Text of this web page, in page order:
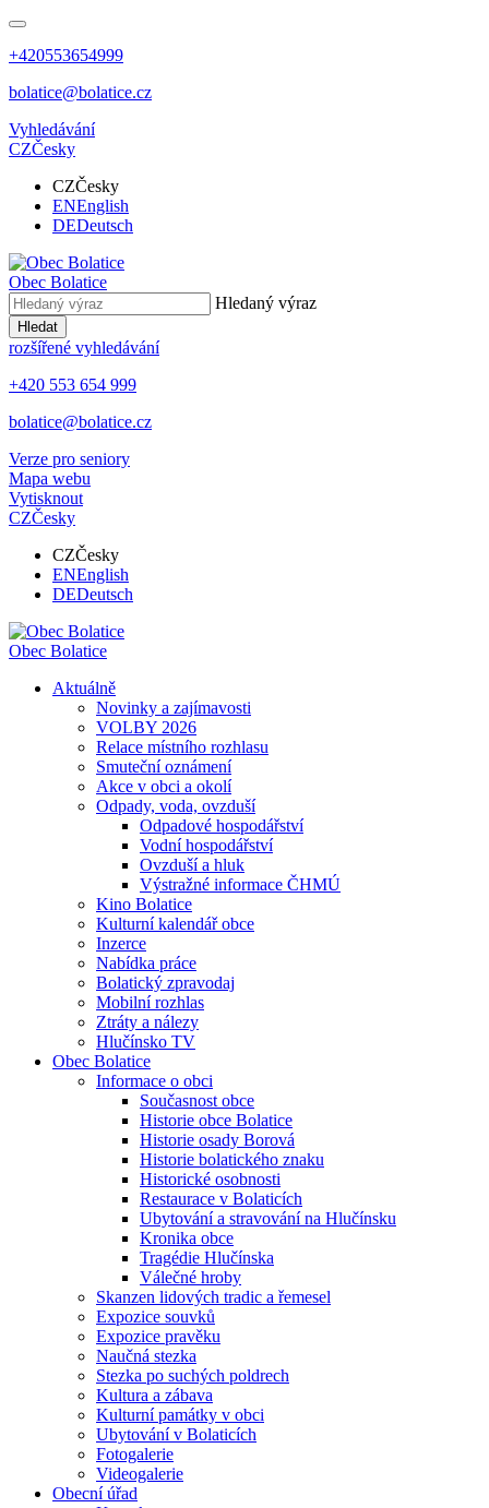
+420553654999
bolatice@bolatice.cz
Vyhledávání
CZČesky
CZČesky
ENEnglish
DEDeutsch
Obec Bolatice
Hledaný výraz
Hledat
rozšířené vyhledávání
+420 553 654 999
bolatice@bolatice.cz
Verze pro seniory
Mapa webu
Vytisknout
CZČesky
CZČesky
ENEnglish
DEDeutsch
Obec Bolatice
Aktuálně
Novinky a zajímavosti
VOLBY 2026
Relace místního rozhlasu
Smuteční oznámení
Akce v obci a okolí
Odpady, voda, ovzduší
Odpadové hospodářství
Vodní hospodářství
Ovzduší a hluk
Výstražné informace ČHMÚ
Kino Bolatice
Kulturní kalendář obce
Inzerce
Nabídka práce
Bolatický zpravodaj
Mobilní rozhlas
Ztráty a nálezy
Hlučínsko TV
Obec Bolatice
Informace o obci
Současnost obce
Historie obce Bolatice
Historie osady Borová
Historie bolatického znaku
Historické osobnosti
Restaurace v Bolaticích
Ubytování a stravování na Hlučínsku
Kronika obce
Tragédie Hlučínska
Válečné hroby
Skanzen lidových tradic a řemesel
Expozice souvků
Expozice pravěku
Naučná stezka
Stezka po suchých poldrech
Kultura a zábava
Kulturní památky v obci
Ubytování v Bolaticích
Fotogalerie
Videogalerie
Obecní úřad